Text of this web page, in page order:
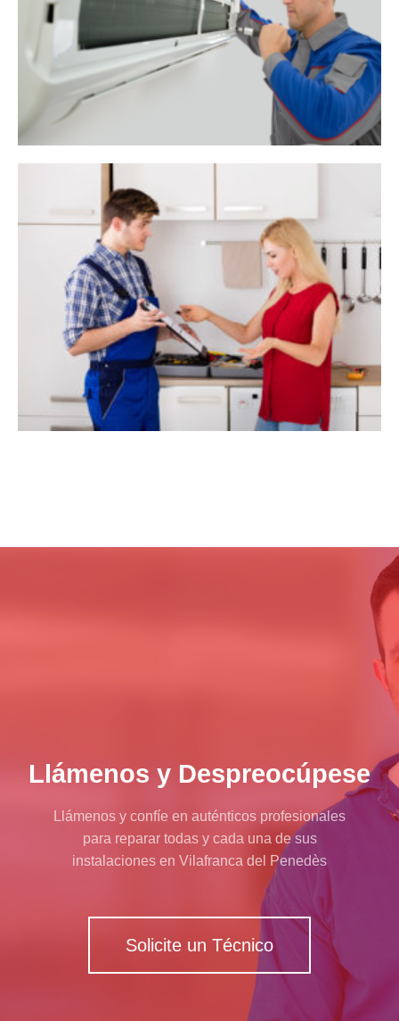
Llámenos y Despreocúpese
Llámenos y confíe en auténticos profesionales
para reparar todas y cada una de sus
instalaciones en Vilafranca del Penedès
Solicite un Técnico